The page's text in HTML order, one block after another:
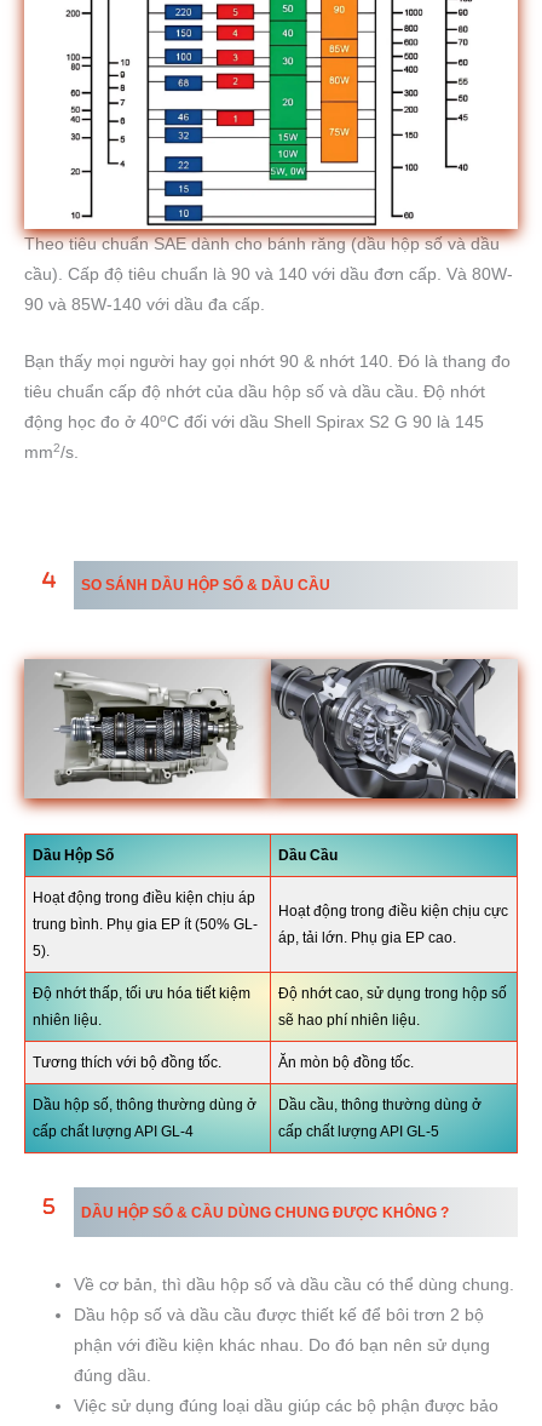
Theo tiêu chuẩn SAE dành cho bánh răng (dầu hộp số và dầu
cầu). Cấp độ tiêu chuẩn là 90 và 140 với dầu đơn cấp. Và 80W-
90 và 85W-140 với dầu đa cấp.
Bạn thấy mọi người hay gọi nhớt 90 & nhớt 140. Đó là thang đo
tiêu chuẩn cấp độ nhớt của dầu hộp số và dầu cầu. Độ nhớt
động học đo ở 40oC đối với dầu Shell Spirax S2 G 90 là 145
mm2/s.
SO SÁNH DẦU HỘP SỐ & DẦU CẦU
Dầu Hộp Số Dầu Cầu
Hoạt động trong điều kiện chịu áp
trung bình. Phụ gia EP ít (50% GL-
5).
Hoạt động trong điều kiện chịu cực
áp, tải lớn. Phụ gia EP cao.
Độ nhớt thấp, tối ưu hóa tiết kiệm
nhiên liệu.
Độ nhớt cao, sử dụng trong hộp số
sẽ hao phí nhiên liệu.
Tương thích với bộ đồng tốc. Ăn mòn bộ đồng tốc.
Dầu hộp số, thông thường dùng ở
cấp chất lượng API GL-4
Dầu cầu, thông thường dùng ở
cấp chất lượng API GL-5
DẦU HỘP SỐ & CẦU DÙNG CHUNG ĐƯỢC KHÔNG ?
Về cơ bản, thì dầu hộp số và dầu cầu có thể dùng chung.
Dầu hộp số và dầu cầu được thiết kế để bôi trơn 2 bộ
phận với điều kiện khác nhau. Do đó bạn nên sử dụng
đúng dầu.
Việc sử dụng đúng loại dầu giúp các bộ phận được bảo